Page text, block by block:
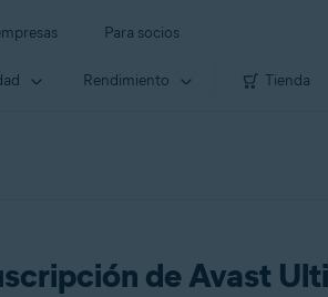
Para socios
Rendimiento Tienda
de Avast